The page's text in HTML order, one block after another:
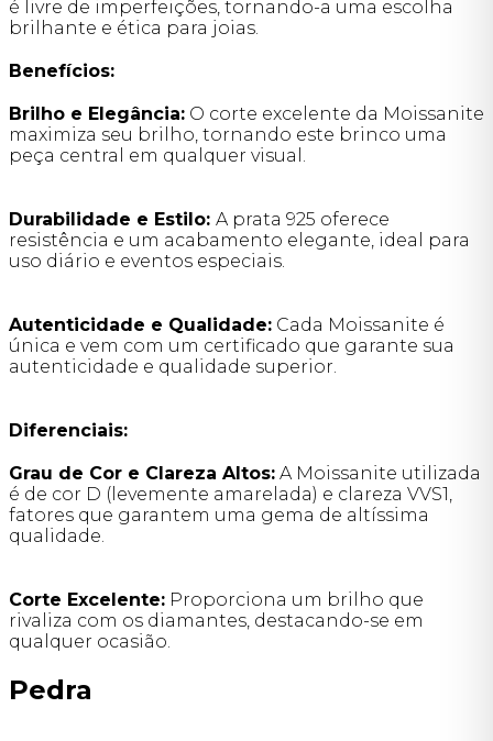
é livre de imperfeições, tornando-a uma escolha
brilhante e ética para joias.
Benefícios:
Brilho e Elegância: O corte excelente da Moissanite
maximiza seu brilho, tornando este brinco uma
peça central em qualquer visual.
Durabilidade e Estilo: A prata 925 oferece
resistência e um acabamento elegante, ideal para
uso diário e eventos especiais.
Autenticidade e Qualidade: Cada Moissanite é
única e vem com um certificado que garante sua
autenticidade e qualidade superior.
Diferenciais:
Grau de Cor e Clareza Altos: A Moissanite utilizada
é de cor D (levemente amarelada) e clareza VVS1,
fatores que garantem uma gema de altíssima
qualidade.
Corte Excelente: Proporciona um brilho que
rivaliza com os diamantes, destacando-se em
qualquer ocasião.
Pedra